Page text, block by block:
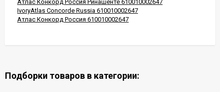
Атлас Конкорд Россия Ринашенте 610010002647
IvoryAtlas Concorde Russia 610010002647
Атлас Конкорд Россия 610010002647
Подборки товаров в категории: